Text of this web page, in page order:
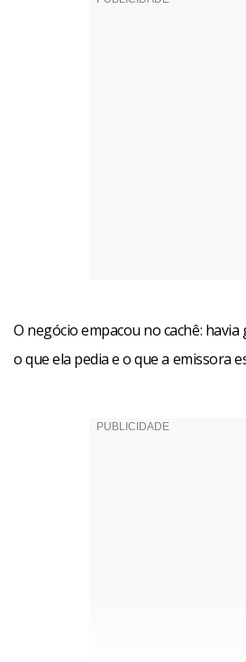
O negócio empacou no cachê:
o que ela pedia e o que a emissora